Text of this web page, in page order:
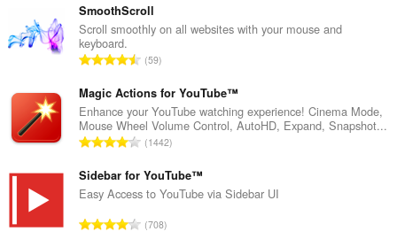
y
s
a
y
ı
s
ı
:
p
l
m
y
s
a
y
ı
s
:
SmoothScroll
Scroll smoothly on all websites with your mouse and
keyboard.
T
p
l
a
m
y
s
a
y
59
Magic Actions for YouTube™
Enhance your YouTube watching experience! Cinema Mode,
Mouse Wheel Volume Control, AutoHD, Expand, Snapshot...
T
p
l
m
1442
Sidebar for YouTube™
Easy Access to YouTube via Sidebar UI
T708